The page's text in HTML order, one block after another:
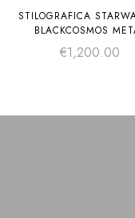
STILOGRAFICA
BLACKCOSMOS
€1,200.00